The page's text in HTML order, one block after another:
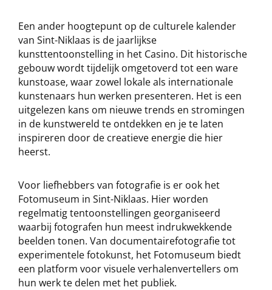
Een ander hoogtepunt op de culturele kalender
van Sint-Niklaas is de jaarlijkse
kunsttentoonstelling in het Casino. Dit historische
gebouw wordt tijdelijk omgetoverd tot een ware
kunstoase, waar zowel lokale als internationale
kunstenaars hun werken presenteren. Het is een
uitgelezen kans om nieuwe trends en stromingen
in de kunstwereld te ontdekken en je te laten
inspireren door de creatieve energie die hier
heerst.
Voor liefhebbers van fotografie is er ook het
Fotomuseum in Sint-Niklaas. Hier worden
regelmatig tentoonstellingen georganiseerd
waarbij fotografen hun meest indrukwekkende
beelden tonen. Van documentairefotografie tot
experimentele fotokunst, het Fotomuseum biedt
een platform voor visuele verhalenvertellers om
hun werk te delen met het publiek.